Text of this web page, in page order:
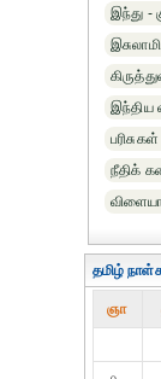
இந்து -
இந்திய
நீதிக்
தமிழ்
ஞா